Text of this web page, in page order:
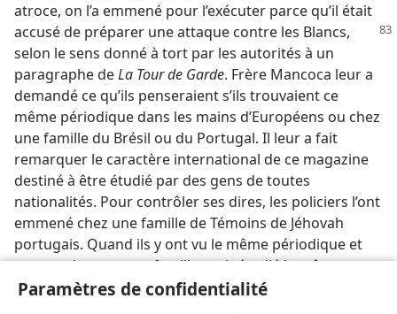
Paramètres de confidentialité
atroce, on l’a emmené pour l’exécuter parce qu’il était
accusé de préparer une attaque contre les Blancs,
selon le sens donné à tort par les autorités à un
paragraphe deLa Tour de Garde. Frère Mancoca leur a
demandé ce qu’ils penseraient s’ils trouvaient ce
même périodique dans les mains d’Européens ou chez
une famille du Brésil ou du Portugal. Il leur a fait
remarquer le caractère international de ce magazine
destiné à être étudié par des gens de toutes
nationalités. Pour contrôler ses dires, les policiers l’ont
emmené chez une famille de Témoins de Jéhovah
portugais. Quand ils y ont vu le même périodique et
ont appris que cette famille avait étudié le même
article, ils ont changé d’avis au sujet de son exécution.